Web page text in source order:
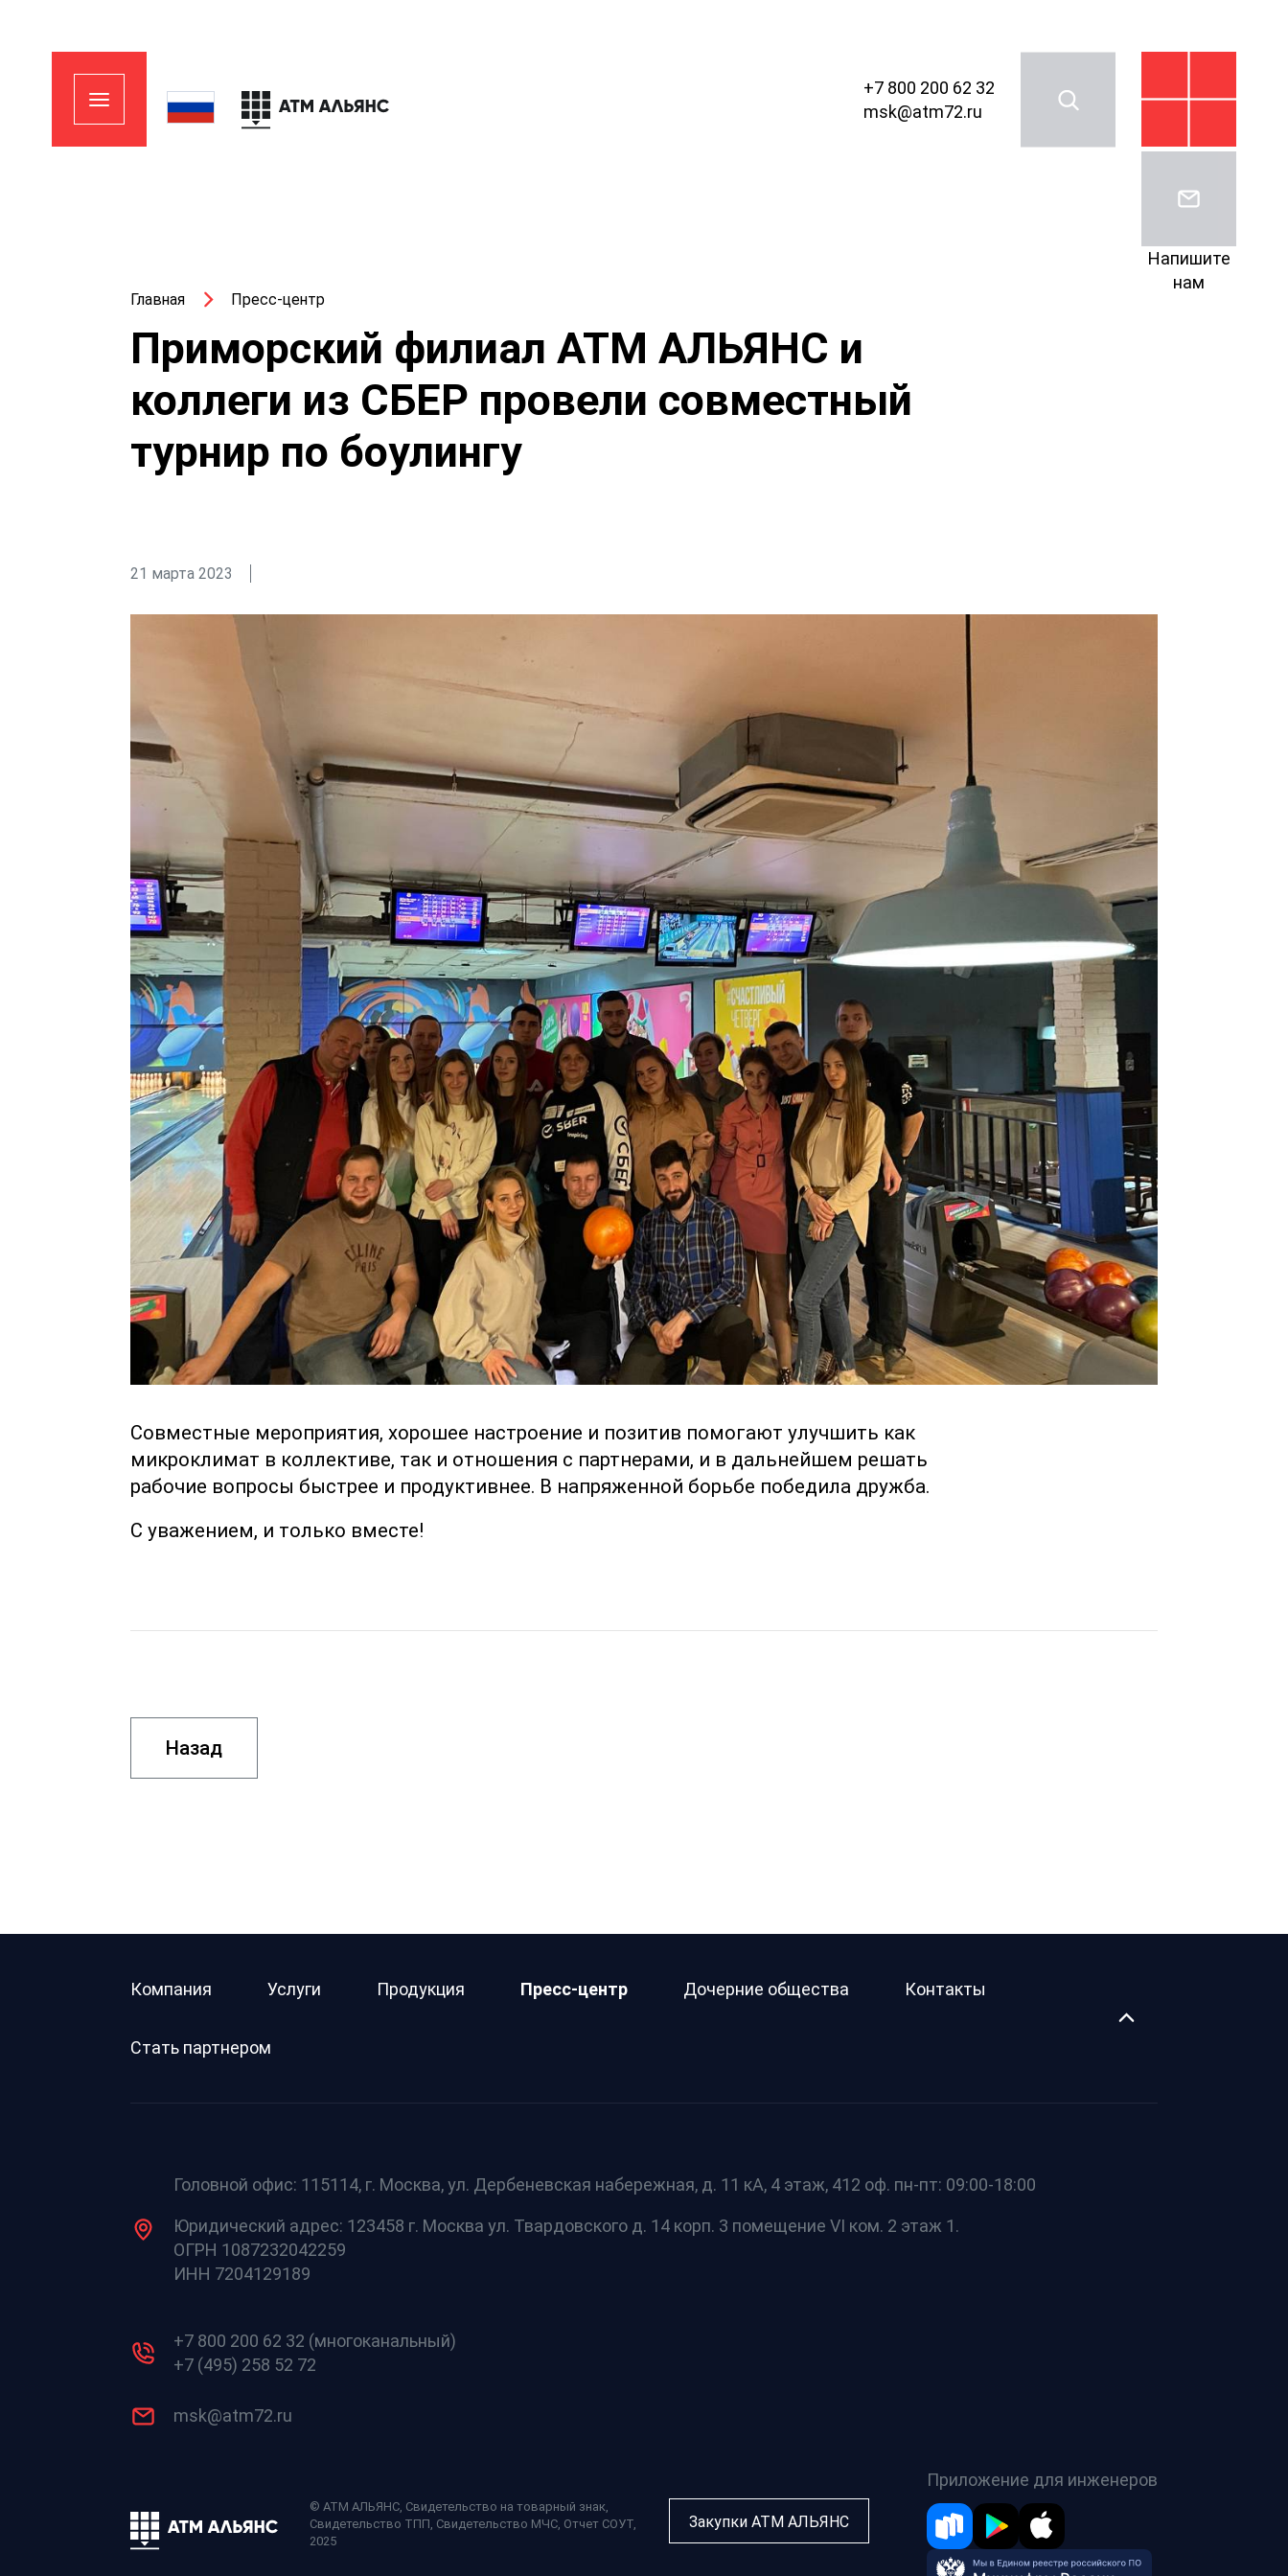
+7 800 200 62 32
msk@atm72.ru
Напишите
нам
Главная Пресс-центр
Приморский филиал АТМ АЛЬЯНС и
коллеги из СБЕР провели совместный
турнир по боулингу
21 марта 2023
Совместные мероприятия, хорошее настроение и позитив помогают улучшить как
микроклимат в коллективе, так и отношения с партнерами, и в дальнейшем решать
рабочие вопросы быстрее и продуктивнее. В напряженной борьбе победила дружба.
С уважением, и только вместе!
Назад
Компания Услуги Продукция Пресс-центр Дочерние общества Контакты
Стать партнером
Головной офис: 115114, г. Москва, ул. Дербеневская набережная, д. 11 кА, 4 этаж, 412 оф. пн-пт: 09:00-18:00
Юридический адрес: 123458 г. Москва ул. Твардовского д. 14 корп. 3 помещение VI ком. 2 этаж 1.
ОГРН 1087232042259
ИНН 7204129189
+7 800 200 62 32 (многоканальный)
+7 (495) 258 52 72
msk@atm72.ru
© АТМ АЛЬЯНС, Свидетельство на товарный знак
Свидетельство ТПП Свидетельство МЧС Отчет СОУТ
2025
Закупки АТМ АЛЬЯНС
Приложение для инженеров